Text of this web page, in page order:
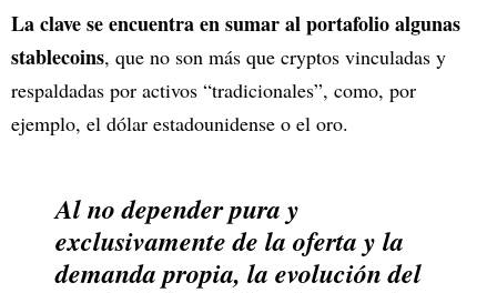
La clave se encuentra en sumar al portafolio algunas
stablecoins, que no son más que cryptos vinculadas y
respaldadas por activos “tradicionales”, como, por
ejemplo, el dólar estadounidense o el oro.
Al no depender pura y
exclusivamente de la oferta y la
demanda propia, la evolución del